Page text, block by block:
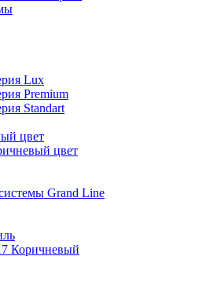
Lux
Premium
Standart
цвет
цвет
Grand Line
Коричневый